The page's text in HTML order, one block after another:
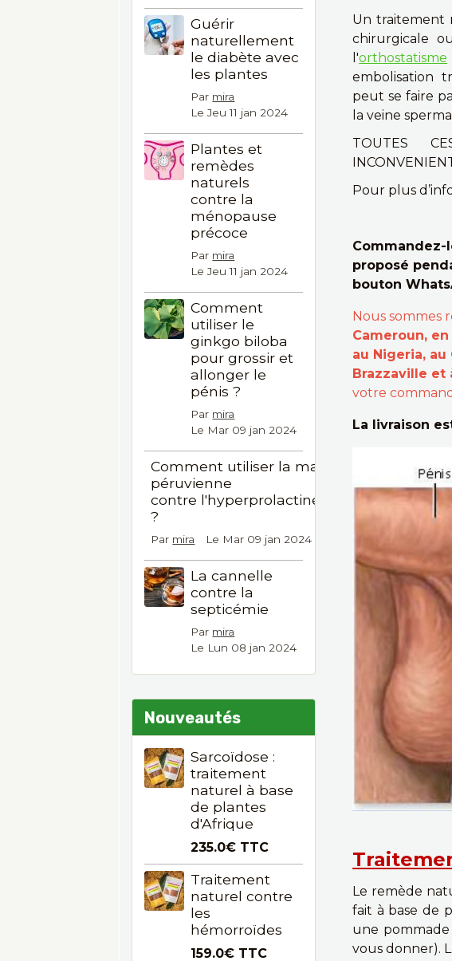
Un traitement
chirurgicale
l'orthostatisme
embolisation
peut se faire
la veine
TOUTES
Pour plus
proposé
bouton
Nous sommes
Cameroun,
au Nigeria,
Brazzaville et
votre
La livraison
Le remède
fait à base de
une
vous donner).
Guérir
naturellement
le diabète avec
les plantes
Par mira
Le Jeu 11 jan 2024
Plantes et
remèdes
naturels
contre la
ménopause
précoce
Par mira
Le Jeu 11 jan 2024
Comment
utiliser le
ginkgo biloba
pour grossir et
allonger le
pénis ?
Par mira
Le Mar 09 jan 2024
Comment utiliser la maca
péruvienne
contre l'hyperprolactinémie
?
Par mira Le Mar 09 jan 2024
La cannelle
contre la
septicémie
Par mira
Le Lun 08 jan 2024
Nouveautés
Sarcoïdose :
traitement
naturel à base
de plantes
d'Afrique
235.0€ TTC
Traitement
naturel contre
les
hémorroïdes
159.0€ TTC